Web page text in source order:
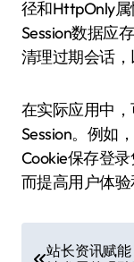
径和HttpOnly属
Session数据应
清理过期会话，
在实际应用中
Session。例如
Cookie保存登
而提高用户体验
站长资讯赋